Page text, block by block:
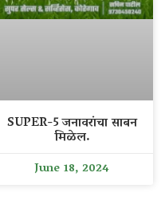
SUPER-5 जनावरांचा साबन
मिळेल.
June 18, 2024